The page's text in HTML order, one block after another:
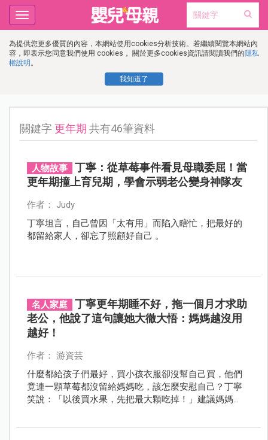
為提供您更多優質的內容，本網站使用cookies分析技術。若繼續閱覽本網站內
容，即表示您同意我們使用 cookies， 關於更多cookies資訊請閱讀我們的隱私
權說明 。
我知道了
Toggle
navigation
關鍵字 更年期 共有46筆資料
人物故事
丁寧：從草莓事件看見母職委屈！當
更年期撞上育兒期，學會示弱老公變身神隊友
作者： Judy
丁寧坦言，自己曾因「太有用」而陷入瞎忙，把最好的
都留給家人，卻忘了照顧好自己 。
名人家庭
丁寧更年期睡不好，拖一個月才求助
老公，他說了這句讓她大徹大悟：媽媽越沒用
越好！
作者： 游資芸
什麼都給孩子們最好，買小孩衣服卻沒幫自己買，他們
竟連一顆草莓都沒留給媽媽吃，該怎麼安慰自己？丁寧
笑說：「以後買水果，先把最大顆吃掉！」建議媽媽